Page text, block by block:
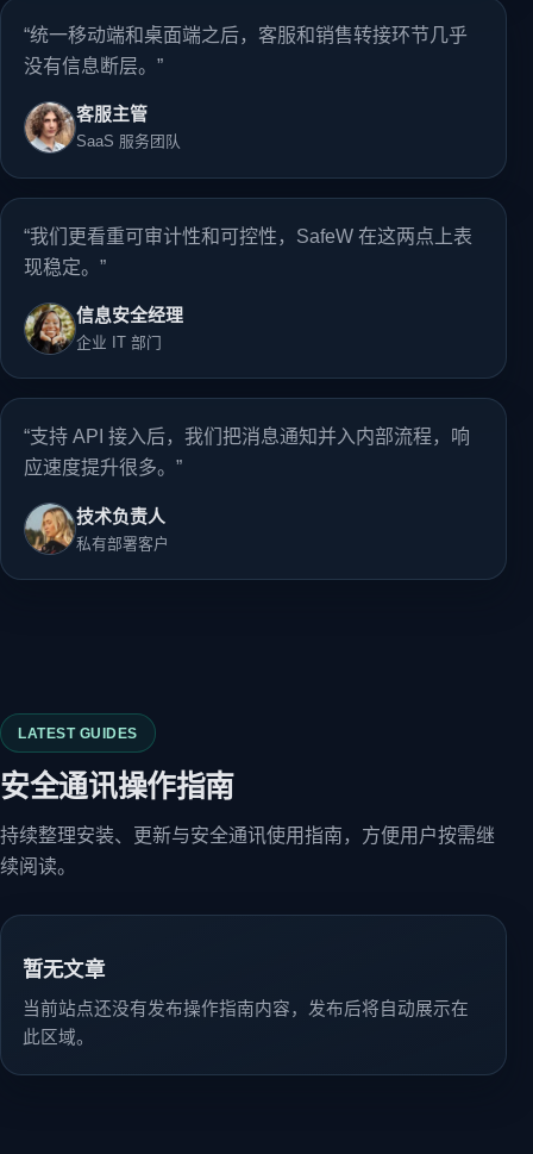
“统一移动端和桌面端之后，客服和销售转接环节几乎
没有信息断层。”
客服主管
SaaS 服务团队
“我们更看重可审计性和可控性，SafeW 在这两点上表
现稳定。”
信息安全经理
企业 IT 部门
“支持 API 接入后，我们把消息通知并入内部流程，响
应速度提升很多。”
技术负责人
私有部署客户
LATEST GUIDES
安全通讯操作指南
持续整理安装、更新与安全通讯使用指南，方便用户按需继
续阅读。
暂无文章
当前站点还没有发布操作指南内容，发布后将自动展示在
此区域。